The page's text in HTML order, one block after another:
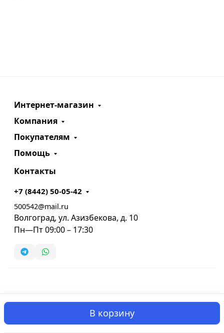
В корзину
Интернет-магазин
Компания
Покупателям
Помощь
Контакты
+7 (8442) 50-05-42
500542@mail.ru
Волгоград, ул. Азизбекова, д. 10
Пн—Пт 09:00 – 17:30